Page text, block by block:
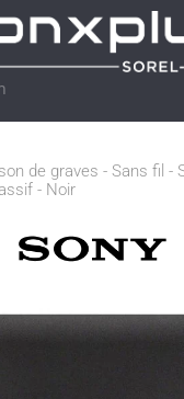
de graves - Sans fil -
- Noir